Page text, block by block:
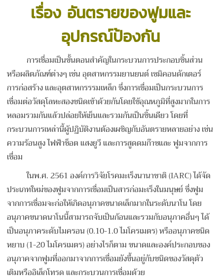
เรื่อง อันตรายของฟูมและ
อุปกรณ์ป้องกัน
การเชื่อมเป็นขั้นตอนสำคัญในกระบวนการประกอบชิ้นส่วน
หรือผลิตภัณฑ์ต่างๆ เช่น อุตสาหกรรมยานยนต์ เซมิคอนดักเตอร์
การก่อสร้าง และอุตสาหกรรรมเหล็ก ซึ่งการเชื่อมเป็นกระบวนการ
เชื่อมต่อวัสดุโลหะสองชนิดเข้าด้วยกันโดยใช้อุณหภูมิที่สูงมากในการ
หลอมรวมกันแล้วปล่อยให้เย็นและรวมกันเป็นชิ้นเดียว โดยที่
กระบวนการเหล่านี้ผู้ปฏิบัติงานต้องเผชิญกับอันตรายหลายอย่าง เช่น
ความร้อนสูง ไฟฟ้าช็อต แสงยูวี และการสูดดมก๊าซและ ฟูมจากการ
เชื่อม
ในพ.ศ. 2561 องค์การวิจัยโรคมะเร็งนานาชาติ (IARC) ได้จัด
ประเภทใหม่ของฟูมจากการเชื่อมเป็นสารก่อมะเร็งในมนุษย์ ซึ่งฟูม
จากการเชื่อมจะก่อให้เกิดอนุภาคขนาดเล็กมากในระดับนาโน โดย
อนุภาคขนาดนาโนนี้สามารถจับเป็นก้อนและรวมกับอนุภาคอื่นๆ ได้
เป็นอนุภาคระดับไมครอน (0.10-1.0 ไมโครเมตร) หรืออนุภาคชนิด
หยาบ (1-20 ไมโครเมตร) อย่างไรก็ตาม ขนาดและองค์ประกอบของ
อนุภาคจากฟูมที่ออกมาจากการเชื่อมยังขึ้นอยู่กับชนิดของวัสดุตัว
เติมหรืออิเล็กโทรด และกระบวนการเชื่อมด้วย